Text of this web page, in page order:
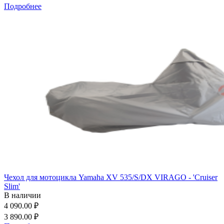
Подробнее
Чехол для мотоцикла Yamaha XV 535/S/DX VIRAGO - 'Cruiser
Slim'
В наличии
4 090.00 ₽
3 890.00 ₽